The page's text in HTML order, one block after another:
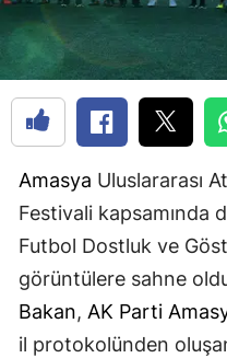
Amasya Uluslararası
Festivali kapsamında
Futbol Dostluk ve
görüntülere sahne
Bakan, AK Parti
il protokolünden